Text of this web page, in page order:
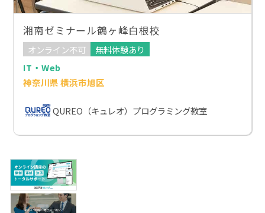
湘南ゼミナール鶴ヶ峰白根校
オンライン不可
無料体験あり
IT・Web
神奈川県 横浜市旭区
QUREO（キュレオ）プログラミング教室